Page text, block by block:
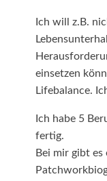
Ich will z.B.
einsetzen
Lifebalance.
Ich habe 5
fertig.
Bei mir gibt es